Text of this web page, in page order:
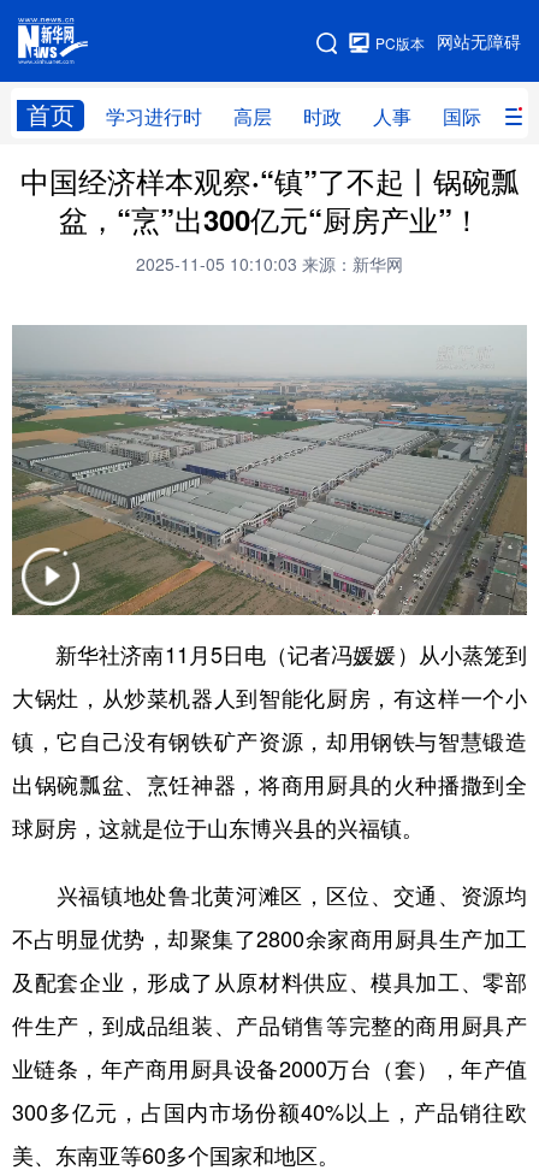
网站无障碍
PC版本
首页 学习进行时 高层 时政 人事 国际 财
网站地图
学习进行时 高层 时政 人事
国际 财经 网评 港澳
文化 书画 健康 军事
访谈 视频 图片 政务
法律 中央文件 金融 汽车
人居 信息化 数字经济
学术中国 乡村振兴 银龄 溯源中国
彩票 娱乐 时尚 悦读
公益 一带一路 亚太网 上市公司
文化产业
北京 天津 河北 山西
辽宁 吉林 上海 江苏
浙江 安徽 福建 江西
山东 河南 湖北 湖南
中国经济样本观察·“镇”了不起丨锅碗瓢
盆，“烹”出300亿元“厨房产业”！
2025-11-05 10:10:03 来源：新华网
新华社济南11月5日电（记者冯媛媛）从小蒸笼到
大锅灶，从炒菜机器人到智能化厨房，有这样一个小
镇，它自己没有钢铁矿产资源，却用钢铁与智慧锻造
出锅碗瓢盆、烹饪神器，将商用厨具的火种播撒到全
球厨房，这就是位于山东博兴县的兴福镇。
兴福镇地处鲁北黄河滩区，区位、交通、资源均
不占明显优势，却聚集了2800余家商用厨具生产加工
及配套企业，形成了从原材料供应、模具加工、零部
件生产，到成品组装、产品销售等完整的商用厨具产
业链条，年产商用厨具设备2000万台（套），年产值
300多亿元，占国内市场份额40%以上，产品销往欧
美、东南亚等60多个国家和地区。